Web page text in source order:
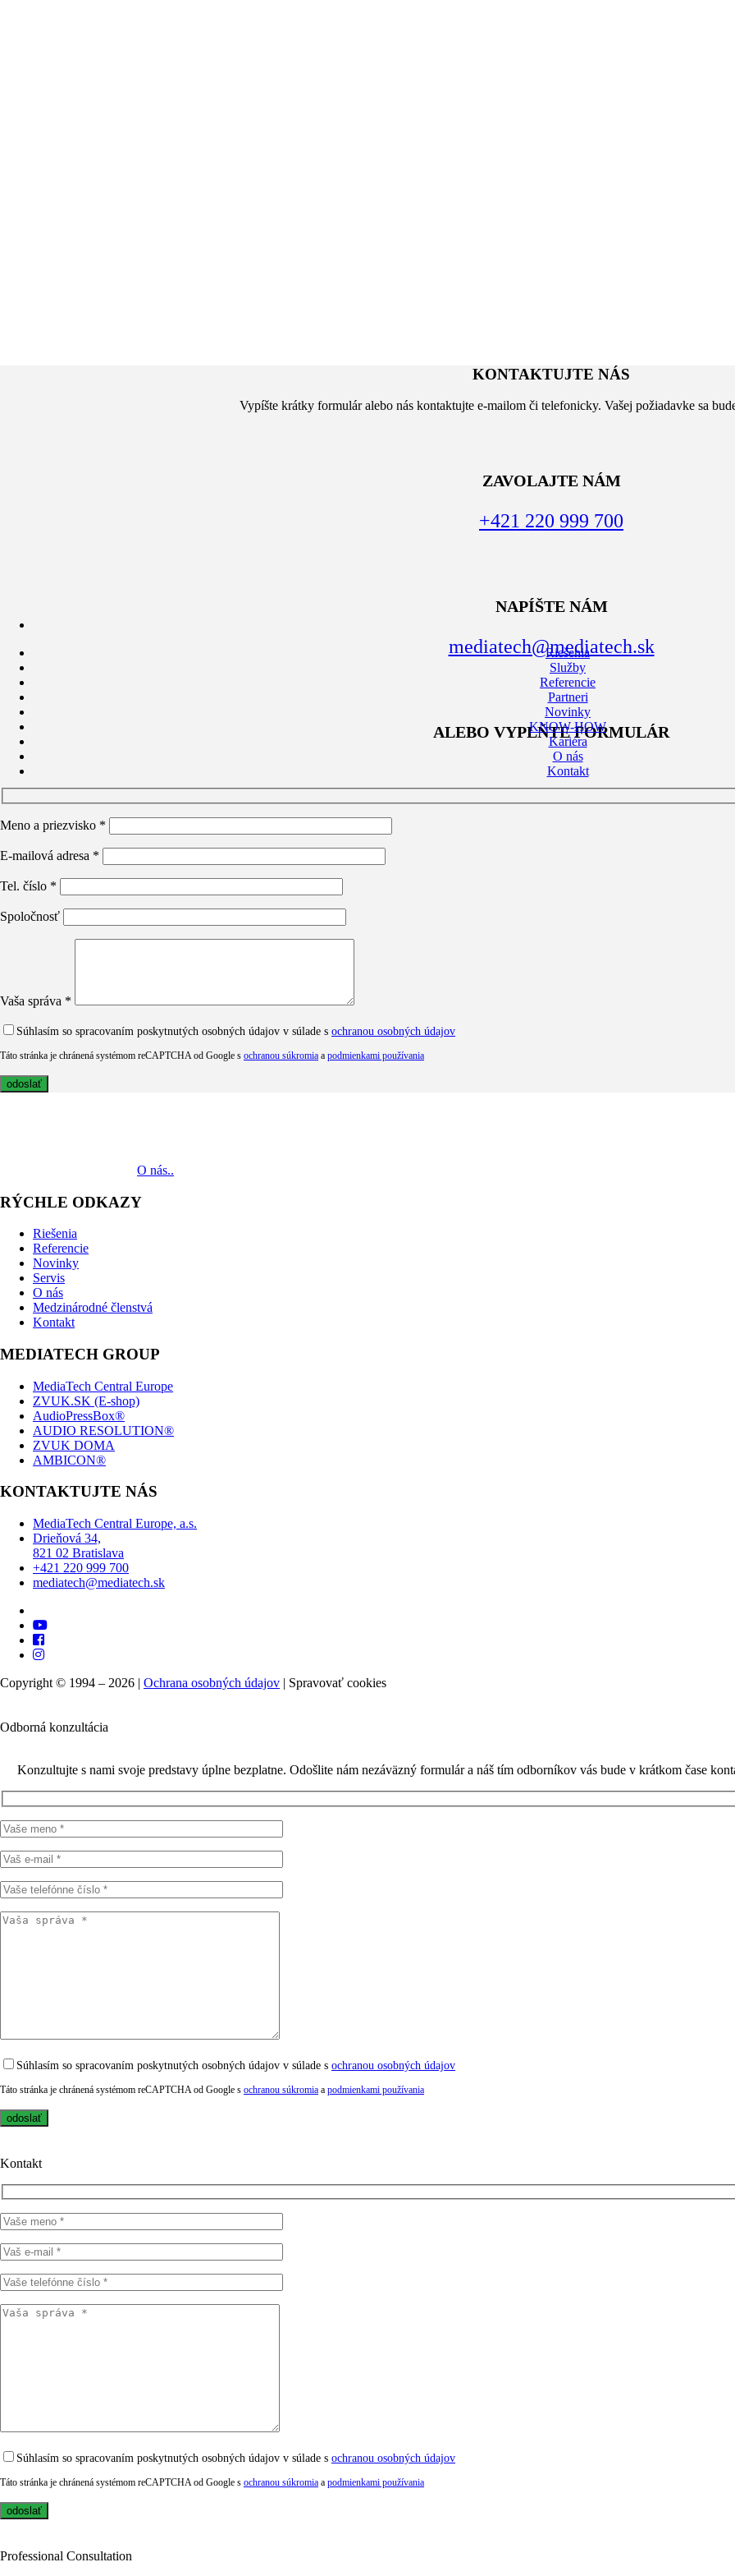
Riešenia
Služby
Referencie
Partneri
Novinky
KNOW-HOW
Kariéra
O nás
Kontakt
KONTAKTUJTE NÁS
Vypíšte krátky formulár alebo nás kontaktujte e-mailom či telefonicky. Vašej požiadavke sa
ZAVOLAJTE NÁM
+421 220 999 700
NAPÍŠTE NÁM
mediatech@mediatech.sk
ALEBO VYPLŇTE FORMULÁR
Meno a priezvisko *
E-mailová adresa *
Tel. číslo *
Spoločnosť
Vaša správa *
Súhlasím so spracovaním poskytnutých osobných údajov v súlade s ochranou osobných údajov
Táto stránka je chránená systémom reCAPTCHA od Google s ochranou súkromia a podmienkami používania
O nás..
RÝCHLE ODKAZY
Riešenia
Referencie
Novinky
Servis
O nás
Medzinárodné členstvá
Kontakt
MEDIATECH GROUP
MediaTech Central Europe
ZVUK.SK (E-shop)
AudioPressBox®
AUDIO RESOLUTION®
ZVUK DOMA
AMBICON®
KONTAKTUJTE NÁS
MediaTech Central Europe, a.s.
Drieňová 34,
821 02 Bratislava
+421 220 999 700
mediatech@mediatech.sk
Copyright © 1994 – 2026 | Ochrana osobných údajov | Spravovať cookies
Odborná konzultácia
Konzultujte s nami svoje predstavy úplne bezplatne. Odošlite nám nezáväzný formulár a náš tím odborníkov vás bude v krátkom čase
Súhlasím so spracovaním poskytnutých osobných údajov v súlade s ochranou osobných údajov
Táto stránka je chránená systémom reCAPTCHA od Google s ochranou súkromia a podmienkami používania
Kontakt
Súhlasím so spracovaním poskytnutých osobných údajov v súlade s ochranou osobných údajov
Táto stránka je chránená systémom reCAPTCHA od Google s ochranou súkromia a podmienkami používania
Professional Consultation